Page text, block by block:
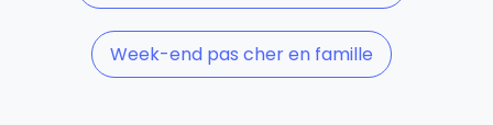
Week-end pas cher en famille